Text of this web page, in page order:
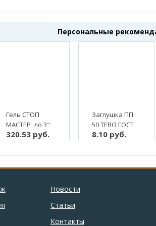
Персональные
Гель СТОП
МАСТЕР, до 3",
анаэробный
60 гр, красный
(1/50)
320.53 руб.
Заглушка ПП
50 ТЕВО ГОСТ
32414-2013 (225)
8.10 руб.
Новости
Статьи
Контакты